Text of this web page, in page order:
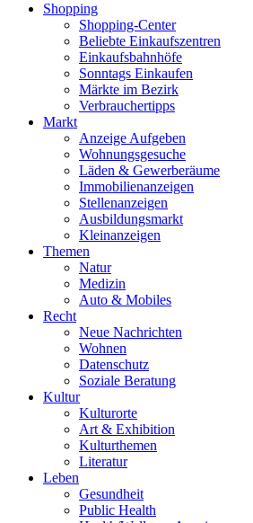
Shopping
Shopping-Center
Beliebte Einkaufszentren
Einkaufsbahnhöfe
Sonntags Einkaufen
Märkte im Bezirk
Verbrauchertipps
Markt
Anzeige Aufgeben
Wohnungsgesuche
Läden & Gewerberäume
Immobilienanzeigen
Stellenanzeigen
Ausbildungsmarkt
Kleinanzeigen
Themen
Natur
Medizin
Auto & Mobiles
Recht
Neue Nachrichten
Wohnen
Datenschutz
Soziale Beratung
Kultur
Kulturorte
Art & Exhibition
Kulturthemen
Literatur
Leben
Gesundheit
Public Health